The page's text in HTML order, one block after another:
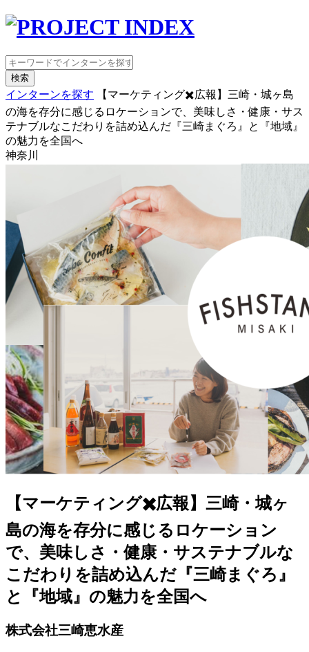
検索
インターンを探す
【マーケティング✖️広報】三崎・城ヶ島
の海を存分に感じるロケーションで、美味しさ・健康・サス
テナブルなこだわりを詰め込んだ『三崎まぐろ』と『地域』
の魅力を全国へ
神奈川
【マーケティング✖️広報】三崎・城ヶ
島の海を存分に感じるロケーション
で、美味しさ・健康・サステナブルな
こだわりを詰め込んだ『三崎まぐろ』
と『地域』の魅力を全国へ
株式会社三崎恵水産